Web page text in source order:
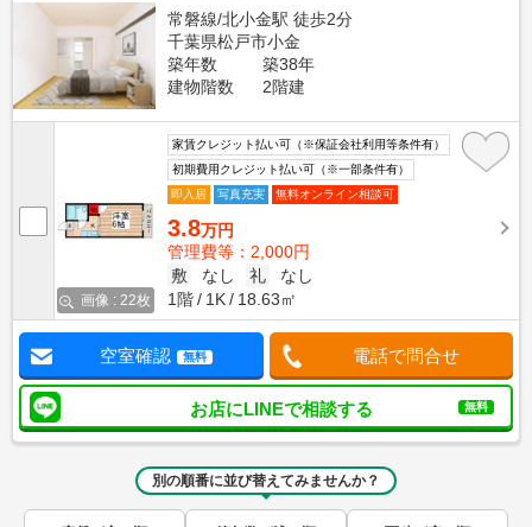
常磐線/北小金駅 徒歩2分
千葉県松戸市小金
築年数
築38年
建物階数
2階建
画像 : 22枚
家賃クレジット払い可（※保証会社利用等条件有）
初期費用クレジット払い可（※一部条件有）
即入居
写真充実 無料オンライン相談可
3.8万円
管理費等：2,000円
敷
なし 礼
なし
1階
1K 18.63㎡
空室確認 無料 電話で問合せ
お店にLINEで相談する 無料
別の順番に並び替えてみませんか？